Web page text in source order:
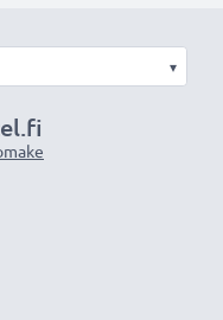
RCA-
ja liitettävyys,
▾